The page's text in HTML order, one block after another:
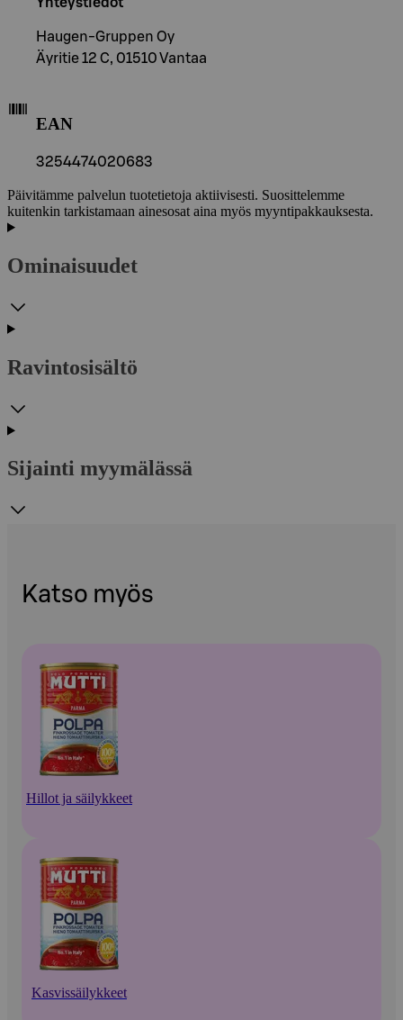
Haugen-Gruppen Oy
Äyritie 12 C, 01510 Vantaa
EAN
3254474020683
Päivitämme palvelun tuotetietoja aktiivisesti. Suosittelemme
kuitenkin tarkistamaan ainesosat aina myös myyntipakkauksesta.
Ominaisuudet
Ravintosisältö
Sijainti myymälässä
Katso myös
Hillot ja säilykkeet
Kasvissäilykkeet